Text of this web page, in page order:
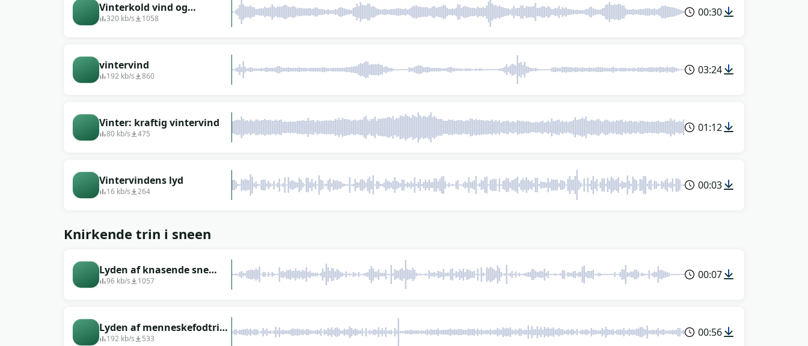
Vinterkold vind og
omgivende lyd af kold vind
320 kb/s 1058 00:30
vintervind
192 kb/s 860 03:24
Vinter: kraftig vintervind
80 kb/s 475 01:12
Vintervindens lyd
16 kb/s 264 00:03
Knirkende trin i sneen
Lyden af knasende sne
under fødderne (knirken
96 kb/s 1057 00:07
Lyden af menneskefodtrin
på sprød sne ved -30 grader
192 kb/s 533 00:56